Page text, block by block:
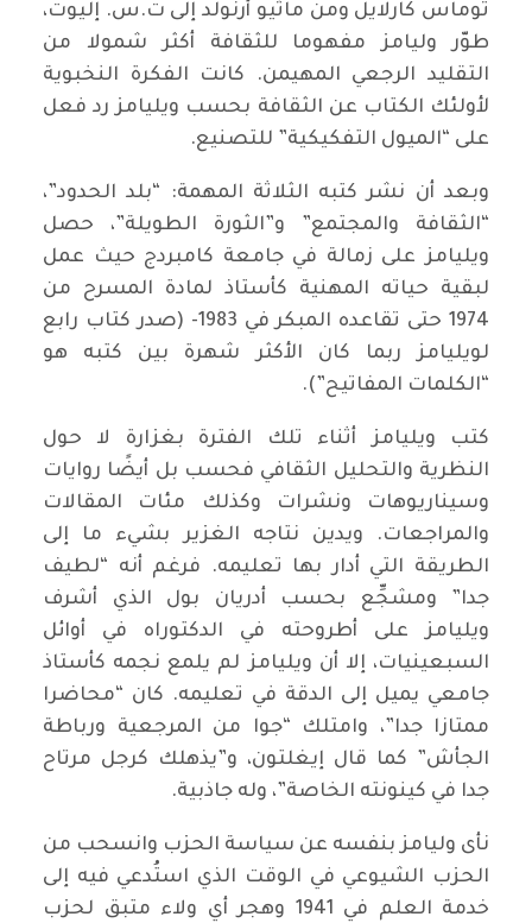
توماس كارلايل ومن ماثيو أرنولد إلى ت.س. إليوت،
طوّر وليامز مفهوما للثقافة أكثر شمولا من
التقليد الرجعي المهيمن. كانت الفكرة النخبوية
لأولئك الكتاب عن الثقافة بحسب ويليامز رد فعل
على “الميول التفكيكية” للتصنيع.
وبعد أن نشر كتبه الثلاثة المهمة: “بلد الحدود”،
“الثقافة والمجتمع” و”الثورة الطويلة”، حصل
ويليامز على زمالة في جامعة كامبردج حيث عمل
لبقية حياته المهنية كأستاذ لمادة المسرح من
1974 حتى تقاعده المبكر في 1983- (صدر كتاب رابع
لويليامز ربما كان الأكثر شهرة بين كتبه هو
“الكلمات المفاتيح”).
كتب ويليامز أثناء تلك الفترة بغزارة لا حول
النظرية والتحليل الثقافي فحسب بل أيضًا روايات
وسيناريوهات ونشرات وكذلك مئات المقالات
والمراجعات. ويدين نتاجه الغزير بشيء ما إلى
الطريقة التي أدار بها تعليمه. فرغم أنه “لطيف
جدا” ومشجِّع بحسب أدريان بول الذي أشرف
ويليامز على أطروحته في الدكتوراه في أوائل
السبعينيات، إلا أن ويليامز لم يلمع نجمه كأستاذ
جامعي يميل إلى الدقة في تعليمه. كان “محاضرا
ممتازا جدا”، وامتلك “جوا من المرجعية ورباطة
الجأش” كما قال إيغلتون، و”يذهلك كرجل مرتاح
جدا في كينونته الخاصة”، وله جاذبية.
نأى وليامز بنفسه عن سياسة الحزب وانسحب من
الحزب الشيوعي في الوقت الذي استُدعي فيه إلى
خدمة العلم في 1941 وهجر أي ولاء متبق لحزب